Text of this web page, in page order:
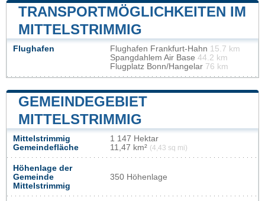
TRANSPORTMÖGLICHKEITEN IM
MITTELSTRIMMIG
Flughafen Flughafen Frankfurt-Hahn 15.7 km
Spangdahlem Air Base 44.2 km
Flugplatz Bonn/Hangelar 76 km
GEMEINDEGEBIET
MITTELSTRIMMIG
Mittelstrimmig
Gemeindefläche
1 147 Hektar
11,47 km² (4,43 sq mi)
Höhenlage der
Gemeinde
Mittelstrimmig
350 Höhenlage